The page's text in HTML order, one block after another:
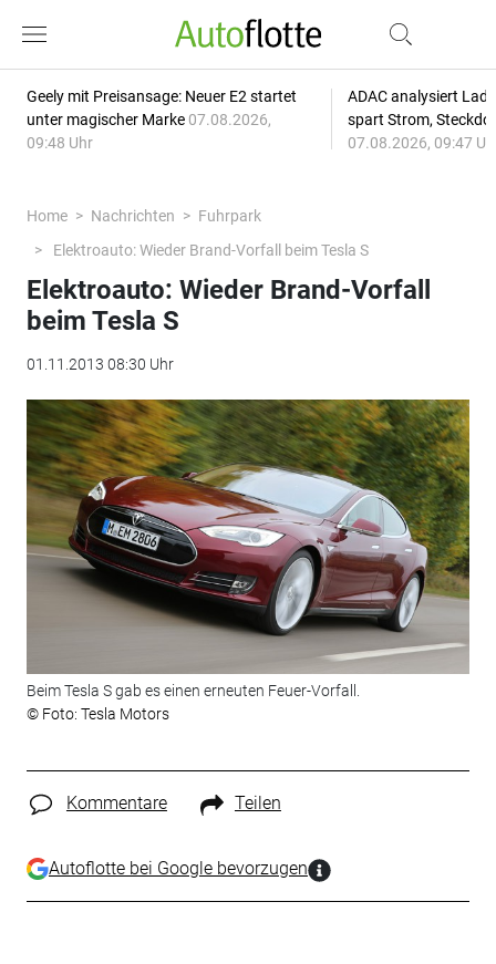
Geely mit Preisansage: Neuer E2 startet
unter magischer Marke 07.08.2026,
09:48 Uhr
ADAC analysiert
spart Strom,
07.08.2026, 09:47
Home Nachrichten
Fuhrpark
Elektroauto: Wieder Brand-Vorfall beim Tesla S
Elektroauto: Wieder Brand-Vorfall
beim Tesla S
01.11.2013 08:30 Uhr
Beim Tesla S gab es einen erneuten Feuer-Vorfall.
© Foto: Tesla Motors
Kommentare Teilen
Autoflotte bei Google bevorzugen